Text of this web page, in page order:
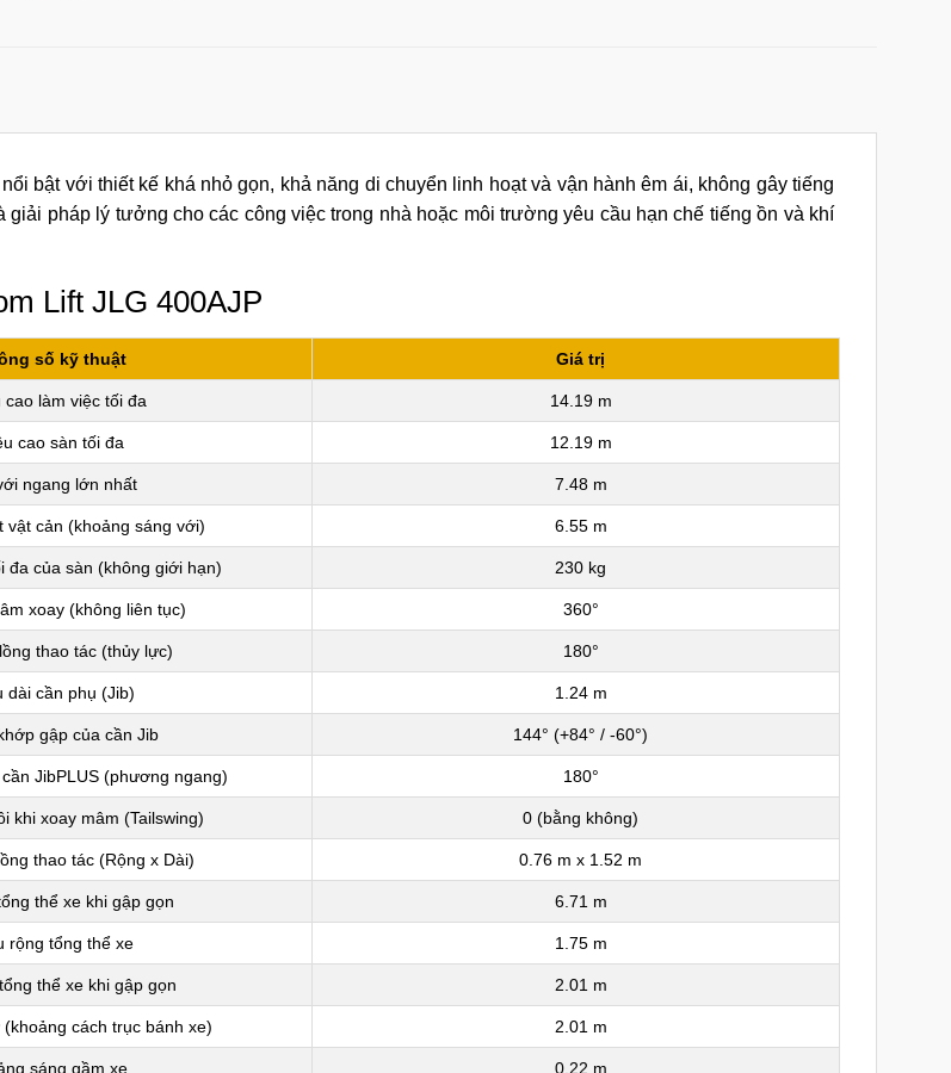
bật với thiết kế khá nhỏ gọn, khả năng di chuyển linh hoạt và vận hành êm ái, không gây tiếng
pháp lý tưởng cho các công việc trong nhà hoặc môi trường yêu cầu hạn chế tiếng ồn và khí
Lift JLG 400AJP
số kỹ thuật Giá trị
cao làm việc tối đa 14.19 m
cao sàn tối đa 12.19 m
ngang lớn nhất 7.48 m
vật cản (khoảng sáng với) 6.55 m
đa của sàn (không giới hạn) 230 kg
xoay (không liên tục) 360°
thao tác (thủy lực) 180°
dài cần phụ (Jib) 1.24 m
gập của cần Jib 144° (+84° / -60°)
JibPLUS (phương ngang) 180°
khi xoay mâm (Tailswing) 0 (bằng không)
thao tác (Rộng x Dài) 0.76 m x 1.52 m
thể xe khi gập gọn 6.71 m
rộng tổng thể xe 1.75 m
thể xe khi gập gọn 2.01 m
cách trục bánh xe) 2.01 m
sáng gầm xe 0.22 m